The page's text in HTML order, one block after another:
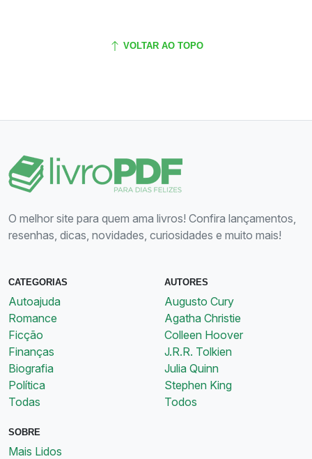
VOLTAR AO TOPO
O melhor site para quem ama livros! Confira lançamentos,
resenhas, dicas, novidades, curiosidades e muito mais!
CATEGORIAS
Autoajuda
Romance
Ficção
Finanças
Biografia
Política
Todas
AUTORES
Augusto Cury
Agatha Christie
Colleen Hoover
J.R.R. Tolkien
Julia Quinn
Stephen King
Todos
SOBRE
Mais Lidos